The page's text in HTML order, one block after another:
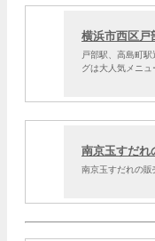
横浜市西区戸
戸部駅、高島町
グは大人気メニ
南京玉すだれ
南京玉すだれの